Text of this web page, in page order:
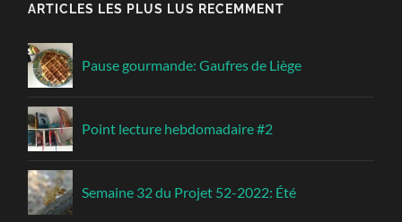
ARTICLES LES PLUS LUS RECEMMENT
Pause gourmande: Gaufres de Liège
Point lecture hebdomadaire #2
Semaine 32 du Projet 52-2022: Été